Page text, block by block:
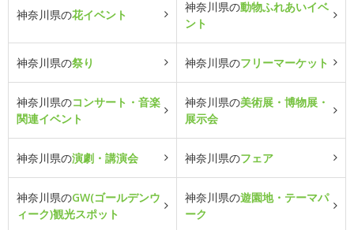
神奈川県の花イベント
神奈川県の動物ふれあいイベ
ント
神奈川県の祭り 神奈川県のフリーマーケット
神奈川県のコンサート・音楽
関連イベント
神奈川県の美術展・博物展・
展示会
神奈川県の演劇・講演会 神奈川県のフェア
神奈川県のGW(ゴールデンウ
ィーク)観光スポット
神奈川県の遊園地・テーマパ
ーク